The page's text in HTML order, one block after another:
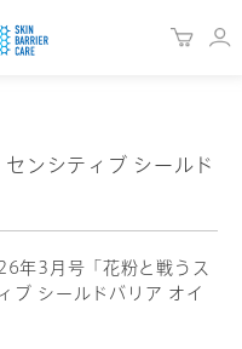
ンシティブ シールド
3月号「花粉と戦うス
ブ シールドバリア オイ